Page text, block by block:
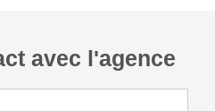
avec l'agence